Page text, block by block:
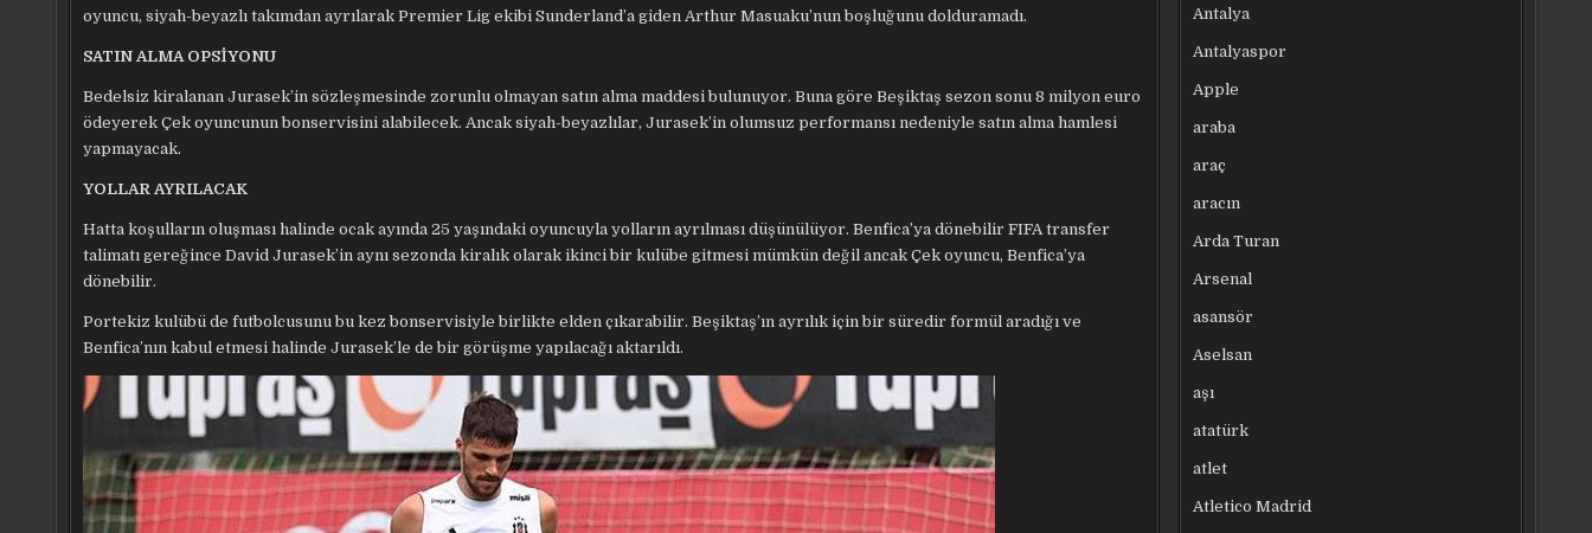
oyuncu, siyah-beyazlı takımdan ayrılarak Premier Lig ekibi Sunderland’a giden Arthur Masuaku’nun boşluğunu dolduramadı.
SATIN ALMA OPSİYONU
Bedelsiz kiralanan Jurasek’in sözleşmesinde zorunlu olmayan satın alma maddesi bulunuyor. Buna göre Beşiktaş sezon sonu 8 milyon euro
ödeyerek Çek oyuncunun bonservisini alabilecek. Ancak siyah-beyazlılar, Jurasek’in olumsuz performansı nedeniyle satın alma hamlesi
yapmayacak.
YOLLAR AYRILACAK
Hatta koşulların oluşması halinde ocak ayında 25 yaşındaki oyuncuyla yolların ayrılması düşünülüyor. Benfica’ya dönebilir FIFA transfer
talimatı gereğince David Jurasek’in aynı sezonda kiralık olarak ikinci bir kulübe gitmesi mümkün değil ancak Çek oyuncu, Benfica’ya
dönebilir.
Portekiz kulübü de futbolcusunu bu kez bonservisiyle birlikte elden çıkarabilir. Beşiktaş’ın ayrılık için bir süredir formül aradığı ve
Benfica’nın kabul etmesi halinde Jurasek’le de bir görüşme yapılacağı aktarıldı.
Antalya
Antalyaspor
Apple
araba
araç
aracın
Arda Turan
Arsenal
asansör
Aselsan
aşı
atatürk
atlet
Atletico Madrid